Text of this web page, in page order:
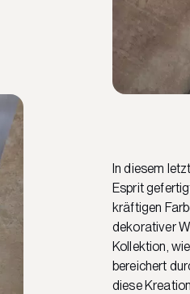
In diesem
Esprit
kräftigen
dekorativer
Kollektion,
bereichert
diese